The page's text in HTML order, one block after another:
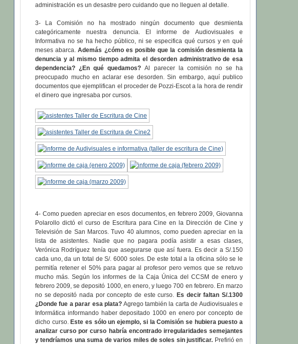
administración es un desastre pero cuidando que no lleguen al detalle.
3- La Comisión no ha mostrado ningún documento que desmienta
categóricamente nuestra denuncia. El informe de Audiovisuales e
Informativa no se ha hecho público, ni se especifica qué cursos y en qué
meses abarca.Además ¿cómo es posible que la comisión desmienta la
denuncia y al mismo tiempo admita el desorden administrativo de esa
dependencia? ¿En qué quedamos?Al parecer la comisión no se ha
preocupado mucho en aclarar ese desorden. Sin embargo, aquí publico
documentos que ejemplifican el proceder de Pozzi-Escot a la hora de rendir
el dinero que ingresaba por cursos.
4- Como pueden apreciar en esos documentos, en febrero 2009, Giovanna
Polarollo dictó el curso de Escritura para Cine en la Dirección de Cine y
Televisión de San Marcos. Tuvo 40 alumnos, como pueden apreciar en la
lista de asistentes. Nadie que no pagara podía asistir a esas clases,
Verónica Rodríguez tenía que asegurarse que así fuera. Es decir a S/.150
cada uno, da un total de S/. 6000 soles. De este total a la oficina sólo se le
permitía retener el 50% para pagar al profesor pero vemos que se retuvo
mucho más. Según los informes de la Caja Única del CCSM de enero y
febrero 2009, se depositó 1000, en enero, y luego 700 en febrero. En marzo
no se depositó nada por concepto de este curso. Es decir faltan S/.1300
¿Donde fue a parar esa plata? Agrego también la carta de Audiovisuales e
Informática informando haber depositado 1000 en enero por concepto de
dicho curso.Este es sólo un ejemplo, si la Comisión se hubiera puesto a
analizar curso por curso habría encontrado irregularidades semejantes
y tendríamos una suma de varios miles de soles sin justificar. Prefirió en